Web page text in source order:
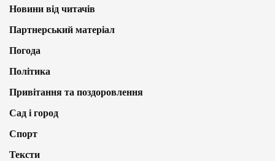
Новини від читачів
Партнерський матеріал
Погода
Політика
Привітання та поздоровлення
Сад і город
Спорт
Тексти